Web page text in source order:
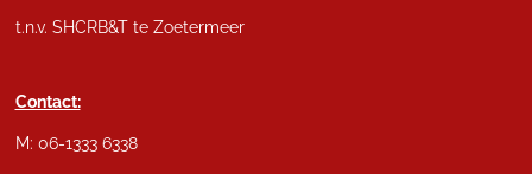
t.n.v. SHCRB&T te Zoetermeer
Contact:
M: 06-1333 6338